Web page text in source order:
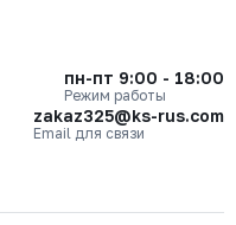
пн-пт 9:00 - 18:00
Режим работы
zakaz325@ks-rus.com
Email для связи